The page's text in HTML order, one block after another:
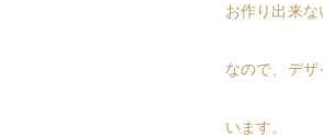
お作り出来
なので、デ
います。